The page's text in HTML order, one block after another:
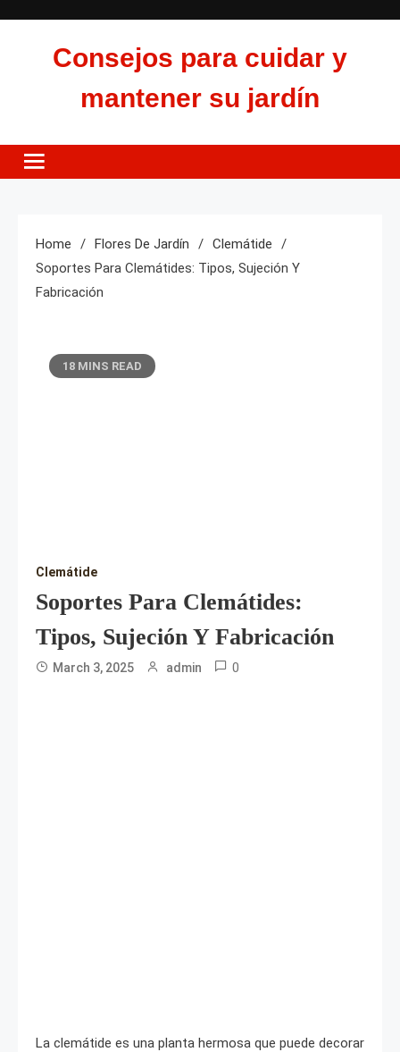
Consejos para cuidar y
mantener su jardín
Home Flores De Jardín
Clemátide
Soportes Para Clemátides: Tipos, Sujeción Y
Fabricación
18 MINS READ
Clemátide
Soportes Para Clemátides:
Tipos, Sujeción Y Fabricación
March 3, 2025 admin 0
La clemátide es una planta hermosa que puede decorar